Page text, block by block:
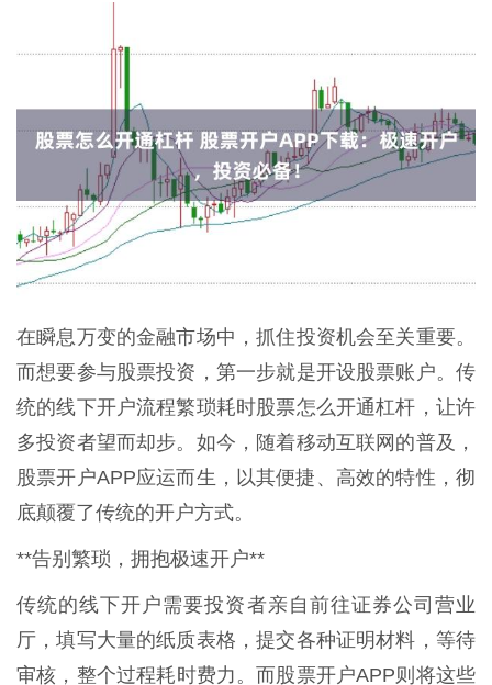
在瞬息万变的金融市场中，抓住投资机会至关重要。
而想要参与股票投资，第一步就是开设股票账户。传
统的线下开户流程繁琐耗时股票怎么开通杠杆，让许
多投资者望而却步。如今，随着移动互联网的普及，
股票开户APP应运而生，以其便捷、高效的特性，彻
底颠覆了传统的开户方式。
**告别繁琐，拥抱极速开户**
传统的线下开户需要投资者亲自前往证券公司营业
厅，填写大量的纸质表格，提交各种证明材料，等待
审核，整个过程耗时费力。而股票开户APP则将这些